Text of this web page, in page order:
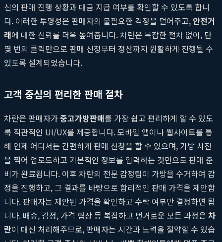
신의 판매 진행 상황과 대금 지급 여부를 확인할 수 있도록 합니
다. 이러한 투명성은 판매자의 불필요한 걱정을 덜어주고, 안전거
래에 대한 신뢰를 더욱 높여줍니다. 차란은 복잡한 절차 없이, 단
몇 번의 클릭만으로 판매 신청부터 정산까지 원활하게 진행될 수
있도록 설계되었습니다.
고객 중심의 편리한 판매 절차
차란은 판매자가중고가방판매를 가장 쉽고 편리하게 할 수 있도
록 직관적인 UI/UX를 제공합니다. 모바일 앱이나 웹사이트를 통
해 언제 어디서든 간편하게 판매 신청을 할 수 있으며, 가방 사진
을 찍어 업로드하고 기본적인 정보를 입력하는 것만으로 판매 준
비가 완료됩니다. 이후 차란의 전문 감정팀이 가방을 수거하여 감
정을 진행하고, 그 결과를 바탕으로 합리적인 판매 가격을 제안합
니다. 판매자는 제안된 가격을 확인하고 수락 여부만 결정하면 됩
니다. 배송, 감정, 가격 협상 등 복잡하고 번거로운 모든 과정은 차
란이 대신 처리해주므로, 판매자는 시간과 노력을 절약할 수 있습